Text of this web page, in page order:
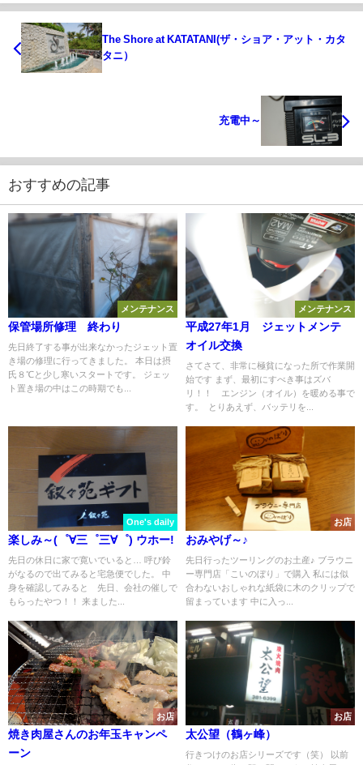
The Shore at KATATANI(ザ・ショア・アット・カタ
タニ）
充電中～
おすすめの記事
メンテナンス
保管場所修理 終わり
先日終了する事が出来なかったジェット置
き場の修理に行ってきました。 本日は摂
氏８℃と少し寒いスタートです。 ジェッ
ト置き場の中はこの時期でも...
メンテナンス
平成27年1月 ジェットメンテ
オイル交換
さてさて、非常に極貧になった所で作業開
始です まず、最初にすべき事はズバ
リ！！ エンジン（オイル）を暖める事で
す。 とりあえず、バッテリを...
One's daily
楽しみ～(゜∀三゜三∀゜) ウホー!
先日の休日に家で寛いでいると… 呼び鈴
がなるので出てみると宅急便でした。 中
身を確認してみると 先日、会社の催しで
もらったやつ！！ 来ました...
お店
おみやげ～♪
先日行ったツーリングのお土産♪ ブラウニ
ー専門店「こいのぼり」で購入 私には似
合わないおしゃれな紙袋に木のクリップで
留まっています 中に入っ...
お店
焼き肉屋さんのお年玉キャンペ
ーン
お店
太公望（鶴ヶ峰）
行きつけのお店シリーズです（笑） 以前